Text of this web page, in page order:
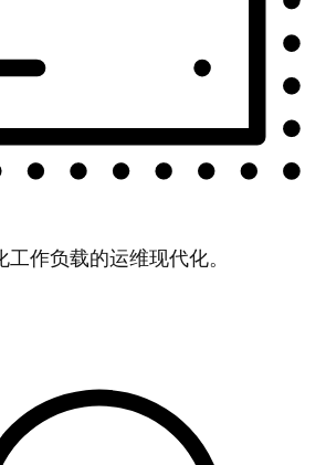
作负载的运维现代化。